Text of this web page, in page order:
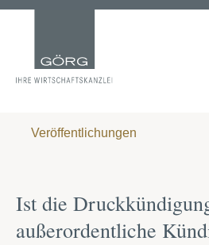
Veröffentlichungen
Ist die
außerordentliche